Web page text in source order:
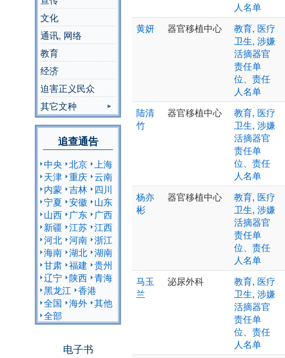
文化
通讯, 网络
教育
经济
迫害正义民众
其它文种
追查通告
中央 北京 上海
天津 重庆 云南
内蒙 吉林
四川
宁夏 安徽
山东
山西
广东
广西
新疆 江苏 江西
河北 河南 浙江
海南 湖北 湖南
甘肃 福建 贵州
辽宁
陕西 青海
黑龙江 香港
全国 海外 其他
全部
电子书
人名单
黄妍 器官移植中心 教育, 医疗
卫生, 涉嫌
活摘器官
责任单
位、责任
人名单
陆清
竹
器官移植中心 教育, 医疗
卫生, 涉嫌
活摘器官
责任单
位、责任
人名单
杨亦
彬
器官移植中心 教育, 医疗
卫生, 涉嫌
活摘器官
责任单
位、责任
人名单
马玉
兰
泌尿外科 教育, 医疗
卫生, 涉嫌
活摘器官
责任单
位、责任
人名单